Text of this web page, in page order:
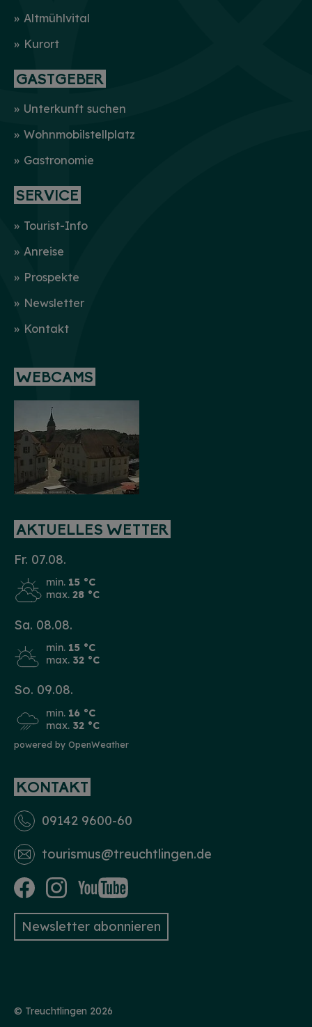
Altmühlvital
Kurort
GASTGEBER
Unterkunft suchen
Wohnmobilstellplatz
Gastronomie
SERVICE
Tourist-Info
Anreise
Prospekte
Newsletter
Kontakt
WEBCAMS
AKTUELLES WETTER
Fr. 07.08.
min. 15 °C
max. 28 °C
Sa. 08.08.
min. 15 °C
max. 32 °C
So. 09.08.
min. 16 °C
max. 32 °C
powered by OpenWeather
KONTAKT
09142 9600-60
tourismus­@treuchtlingen.de
Newsletter abonnieren
© Treuchtlingen 2026
HINWEIS